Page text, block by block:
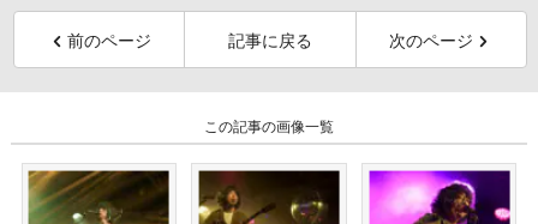
前のページ 記事に戻る 次のページ
この記事の画像一覧